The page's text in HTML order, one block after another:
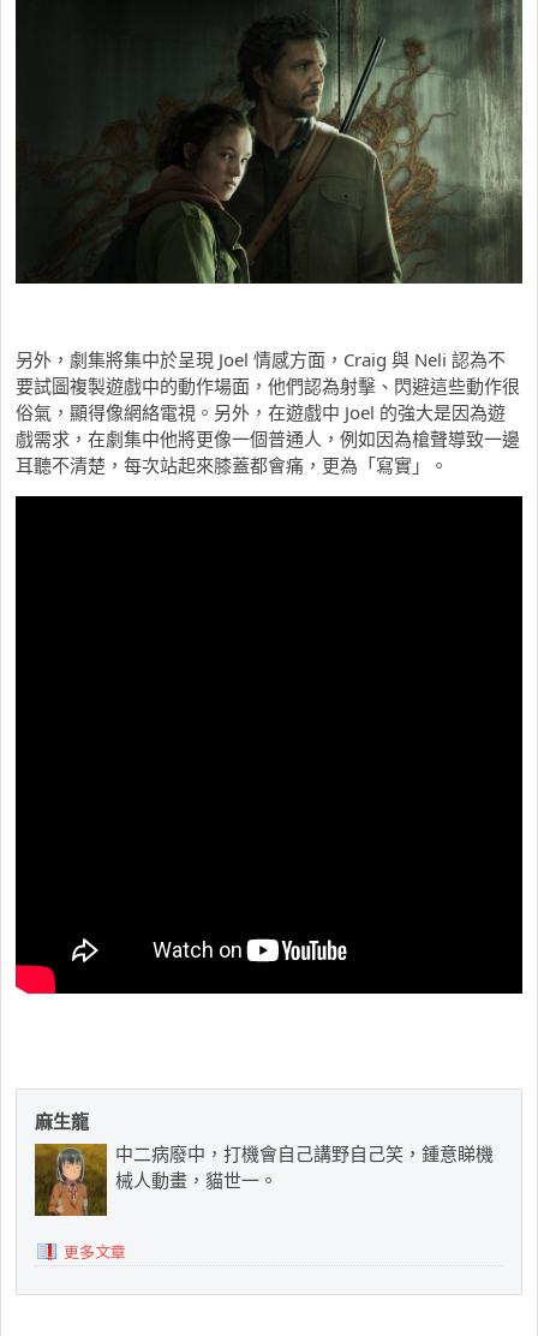
另外，劇集將集中於呈現 Joel 情感方面，Craig 與 Neli 認為不
要試圖複製遊戲中的動作場面，他們認為射擊、閃避這些動作很
俗氣，顯得像網絡電視。另外，在遊戲中 Joel 的強大是因為遊
戲需求，在劇集中他將更像一個普通人，例如因為槍聲導致一邊
耳聽不清楚，每次站起來膝蓋都會痛，更為「寫實」。
麻生龍
中二病廢中，打機會自己講野自己笑，鍾意睇機
械人動畫，貓世一。
更多文章